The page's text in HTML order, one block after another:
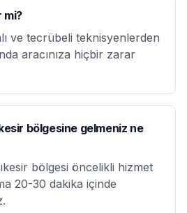
mi?
ve tecrübeli teknisyenlerden
aracınıza hiçbir zarar
bölgesine gelmeniz ne
bölgesi öncelikli hizmet
20-30 dakika içinde